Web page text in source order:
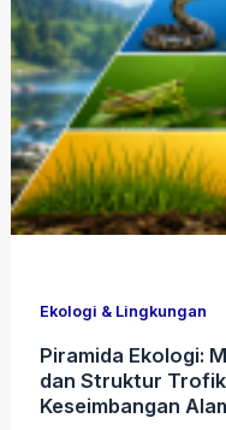
Ekologi & Lingkungan
Piramida Ekologi:
dan Struktur
Keseimbangan